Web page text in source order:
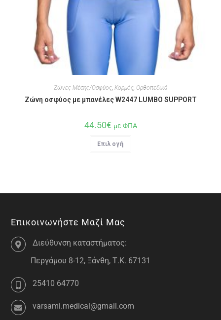
Ζώνες Μέσης/Οσφύος, Κορμός, Ορθοπεδικά
Ζώνη οσφύος με μπανέλες W2447 LUMBO SUPPORT
44.50€ με ΦΠΑ
Επιλογή
Επικοινωνήστε Μαζί Μας
Διεύθυνση καταστήματος:
Περγάμου 8-12, Ξάνθη, Τ.Κ. 67131
25410 64770
varsami.medical@gmail.com